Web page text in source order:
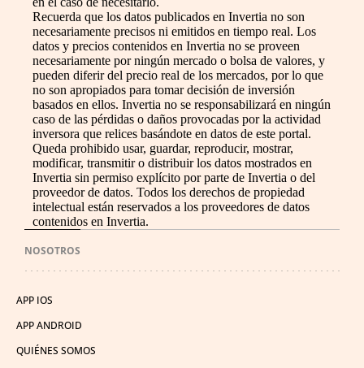
Recuerda que los datos publicados en Invertia no son
necesariamente precisos ni emitidos en tiempo real. Los
datos y precios contenidos en Invertia no se proveen
necesariamente por ningún mercado o bolsa de valores, y
pueden diferir del precio real de los mercados, por lo que
no son apropiados para tomar decisión de inversión
basados en ellos. Invertia no se responsabilizará en ningún
caso de las pérdidas o daños provocadas por la actividad
inversora que relices basándote en datos de este portal.
Queda prohibido usar, guardar, reproducir, mostrar,
modificar, transmitir o distribuir los datos mostrados en
Invertia sin permiso explícito por parte de Invertia o del
proveedor de datos. Todos los derechos de propiedad
intelectual están reservados a los proveedores de datos
contenidos en Invertia.
NOSOTROS
APP IOS
APP ANDROID
QUIÉNES SOMOS